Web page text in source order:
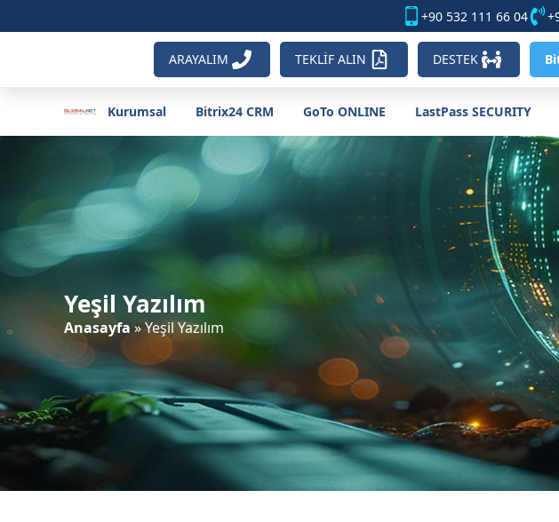
+90 532 111 66 04
ARAYALIM TEKLİF ALIN DESTEK
Kurumsal Bitrix24 CRM GoTo ONLINE LastPass SECURITY
Yeşil Yazılım
Anasayfa »Yeşil Yazılım